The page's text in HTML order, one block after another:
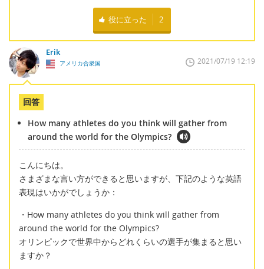
役に立った 2
Erik
アメリカ合衆国 2021/07/19 12:19
回答
How many athletes do you think will gather from
around the world for the Olympics?
こんにちは。
さまざまな言い方ができると思いますが、下記のような英語
表現はいかがでしょうか：
・How many athletes do you think will gather from
around the world for the Olympics?
オリンピックで世界中からどれくらいの選手が集まると思い
ますか？